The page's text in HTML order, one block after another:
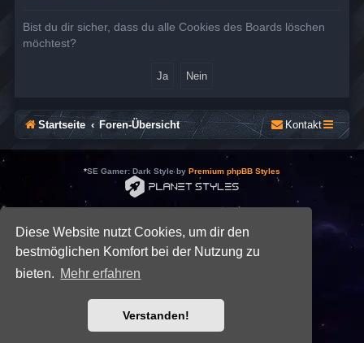
Diese Website nutzt Cookies, um dir den
bestmöglichen Komfort bei der Nutzung zu
bieten. Mehr erfahren
Verstanden!
Bist du dir sicher, dass du alle Cookies des Boards löschen
möchtest?
Startseite Foren-Übersicht Kontakt
*SE Gamer: Dark Style by Premium phpBB Styles
Deutsche Übersetzung durchphpBB.de